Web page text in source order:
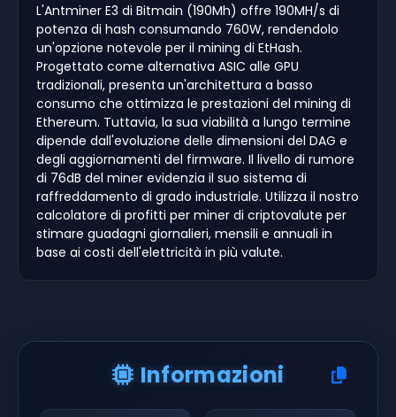
L'Antminer E3 di Bitmain (190Mh) offre 190MH/s di
potenza di hash consumando 760W, rendendolo
un'opzione notevole per il mining di EtHash.
Progettato come alternativa ASIC alle GPU
tradizionali, presenta un'architettura a basso
consumo che ottimizza le prestazioni del mining di
Ethereum. Tuttavia, la sua viabilità a lungo termine
dipende dall'evoluzione delle dimensioni del DAG e
degli aggiornamenti del firmware. Il livello di rumore
di 76dB del miner evidenzia il suo sistema di
raffreddamento di grado industriale. Utilizza il nostro
calcolatore di profitti per miner di criptovalute per
stimare guadagni giornalieri, mensili e annuali in
base ai costi dell'elettricità in più valute.
Informazioni